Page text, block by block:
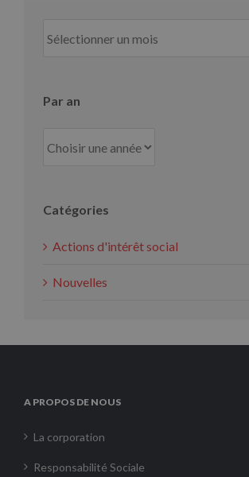
mois
Par an
Catégories
Actions d'intérêt social
Nouvelles
A PROPOS DE NOUS
La corporation
Responsabilité Sociale